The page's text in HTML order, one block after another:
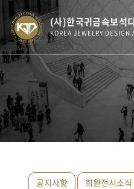
(사)한국귀금속보석
KOREA JEWELRY DESIGN
공지사항 회원전시소식